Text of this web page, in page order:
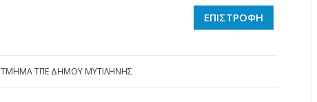
ΕΠΙΣΤΡΟΦΗ
ΤΜΗΜΑ ΤΠΕ ΔΗΜΟΥ ΜΥΤΙΛΗΝΗΣ